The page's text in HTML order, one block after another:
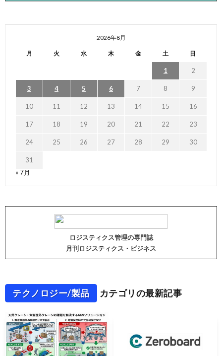
2026年8月
月 火 水 木 金 土 日
1 2
3 4 5 6 7 8 9
10 11 12 13 14 15 16
17 18 19 20 21 22 23
24 25 26 27 28 29 30
31
« 7月
ロジスティクス管理の専門誌
月刊ロジスティクス・ビジネス
テクノロジー/製品 カテゴリの最新記事